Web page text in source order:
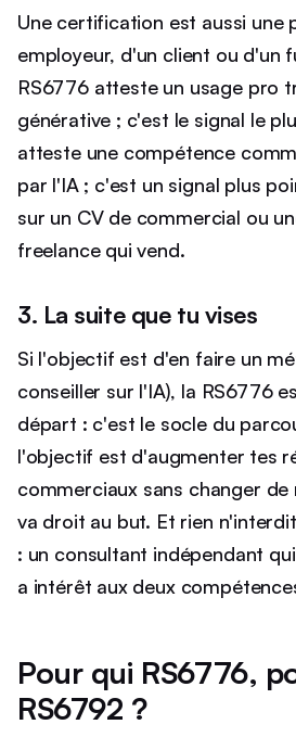
Une certification est aussi une
employeur, d'un client ou d'un
RS6776 atteste un usage pro
générative ; c'est le signal le
atteste une compétence
par l'IA ; c'est un signal plus
sur un CV de commercial ou
freelance qui vend.
3. La suite que tu vises
Si l'objectif est d'en faire un
conseiller sur l'IA), la RS6776
départ : c'est le socle du
l'objectif est d'augmenter tes
commerciaux sans changer de
va droit au but. Et rien
: un consultant indépendant
a intérêt aux deux
Pour qui RS6776,
RS6792 ?